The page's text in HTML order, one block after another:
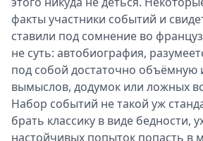
факты участники событий и
ставили под сомнение во
не суть: автобиография,
под собой достаточно объёмную
вымыслов, додумок или ложных
Набор событий не такой уж
брать классику в виде бедности,
настойчивых попыток попасть в